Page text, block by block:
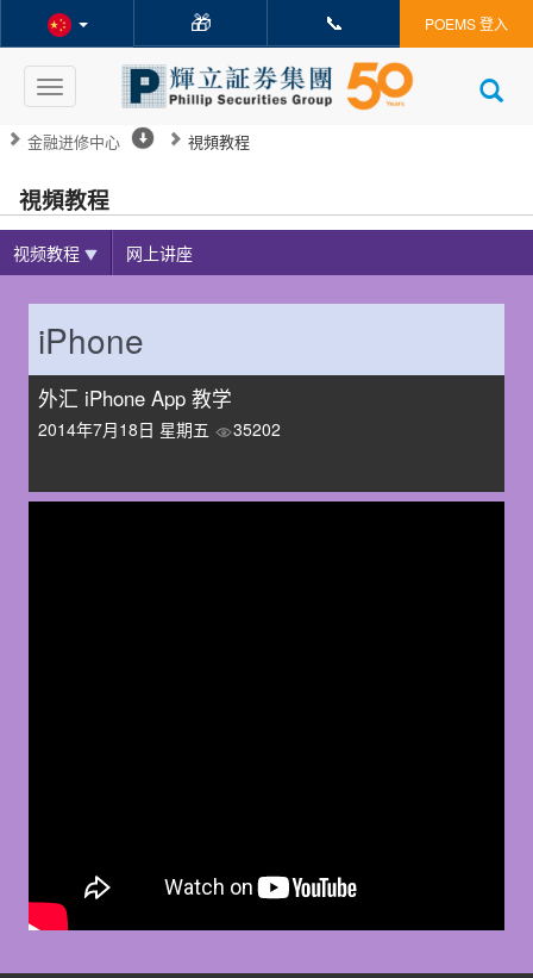
🎁 📞 POEMS 登入
Toggle
navigation
金融进修中心 視頻教程
視頻教程
视频教程 网上讲座
iPhone
外汇 iPhone App 教学
2014年7月18日 星期五 35202